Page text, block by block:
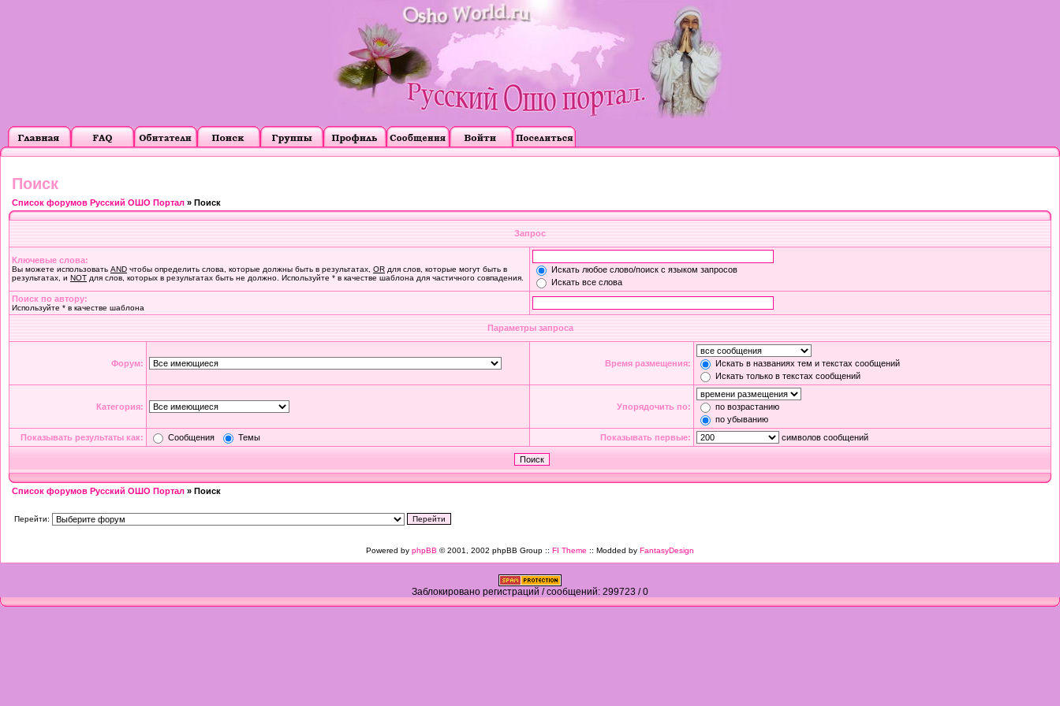
Поиск
Список форумов Русский ОШО Портал » Поиск
Запрос
Ключевые слова:
Вы можете использовать AND чтобы определить слова, которые должны быть в результатах, OR для слов, которые могут быть в
результатах, и NOT для слов, которых в результатах быть не должно. Используйте * в качестве шаблона для частичного совпадения.
Искать любое слово/поиск с языком запросов
Искать все слова
Поиск по автору:
Используйте * в качестве шаблона
Параметры запроса
Форум: Время размещения:
Искать в названиях тем и текстах сообщений
Искать только в текстах сообщений
Категория: Упорядочить по:
по возрастанию
по убыванию
Показывать результаты как:
Сообщения Темы Показывать первые: символов сообщений
Список форумов Русский ОШО Портал » Поиск
Перейти:
Powered by phpBB © 2001, 2002 phpBB Group :: FI Theme :: Modded by FantasyDesign
Заблокировано регистраций / сообщений: 299723 / 0